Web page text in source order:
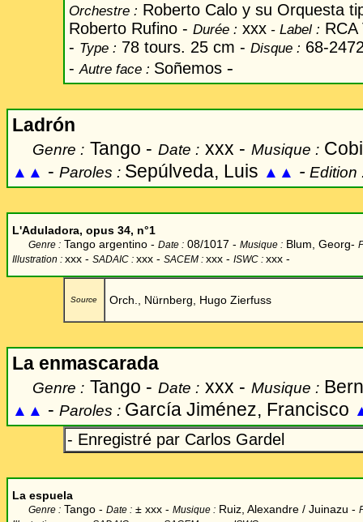
Orchestre : Roberto Calo y su Orquesta
Roberto Rufino - Durée : xxx - Label :
- Type : 78 tours. 25 cm - Disque : 68-
- Autre face : Soñemos -
Ladrón
Genre : Tango - Date : xxx - Musique :
▲▲ - Paroles : Sepúlveda, Luis ▲▲ -
L'Aduladora, opus 34, n°1
Genre : Tango argentino - Date : 08/1017 - Musique : Blum, Georg-
Illustration : xxx - SADAIC : xxx - SACEM : xxx - ISWC : xxx -
Source Orch., Nürnberg, Hugo Zierfuss
La enmascarada
Genre : Tango - Date : xxx - Musique :
▲▲ - Paroles : García Jiménez, Francisco
- Enregistré par Carlos Gardel
La espuela
Genre : Tango - Date : ± xxx - Musique : Ruiz, Alexandre / Juinazu -